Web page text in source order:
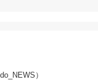
）